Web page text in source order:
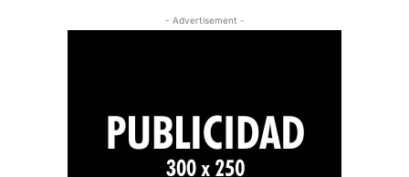
- Advertisement -